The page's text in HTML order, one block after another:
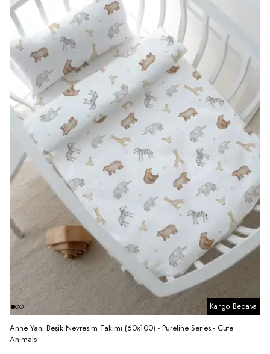
Kargo Bedava
Anne Yanı Beşik Nevresim Takımı (60x100) - Pureline Series - Cute
Animals